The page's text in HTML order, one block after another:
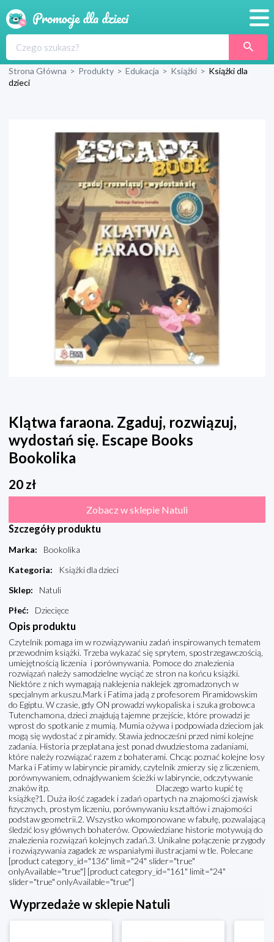
Produkty
Blog
Wyprawka
Strona Główna > Produkty > Edukacja > Książki > Książki dla
dzieci
Klątwa faraona. Zgaduj, rozwiązuj,
wydostań się. Escape Books
Bookolika
20 zł
Zobacz w sklepie Natuli
Szczegóły produktu
Marka:
Bookolika
Kategoria:
Książki dla dzieci
Sklep:
Natuli
Płeć: Dziecięce
Opis produktu
Czytelnik pomaga im w rozwiązywaniu zadań inspirowanych tematem
przewodnim książki. Trzeba wykazać się sprytem, spostrzegawczością,
umiejętnością liczenia i porównywania. Pomoce do znalezienia
rozwiązań należy samodzielne wyciąć ze stron na końcu książki.
Niektóre z nich wymagają naklejenia naklejek zgromadzonych w
specjalnym arkuszu.Mark i Fatima jadą z profesorem Piramidowskim
do Egiptu. W czasie, gdy ON prowadzi wykopaliska i szuka grobowca
Tutenchamona, dzieci znajdują tajemne przejście, które prowadzi je
wprost do spotkanie z mumią. Mumia ożywa i podpowiada dzieciom jak
mogą się wydostać z piramidy. Stawia jednocześni przed nimi kolejne
zadania. Historia przeplatana jest ponad dwudziestoma zadaniami,
które należy rozwiązać razem z bohaterami. Chcąc poznać kolejne losy
Marka i Fatimy w labiryncie piramidy, czytelnik zmierzy się z liczeniem,
porównywaniem, odnajdywaniem ścieżki w labiryncie, odczytywanie
znaków itp. Dlaczego warto kupić tę
książkę?1. Duża ilość zagadek i zadań opartych na znajomości zjawisk
fizycznych, prostym liczeniu, porównywaniu kształtów i znajomości
podstaw geometrii.2. Wszystko wkomponowane w fabułę, pozwalającą
śledzić losy głównych bohaterów. Opowiedziane historie motywują do
znalezienia rozwiązań kolejnych zadań.3. Unikalne połączenie przygody
i rozwiązywania zagadek ze wspaniałymi ilustracjami w tle. Polecane
[product category_id="136" limit="24" slider="true"
onlyAvailable="true"] [product category_id="161" limit="24"
slider="true" onlyAvailable="true"]
Wyprzedaże w sklepie Natuli